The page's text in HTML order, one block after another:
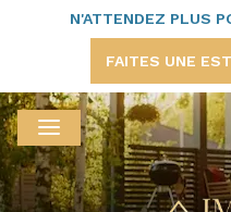
N'ATTENDEZ PLUS
FAITES UNE